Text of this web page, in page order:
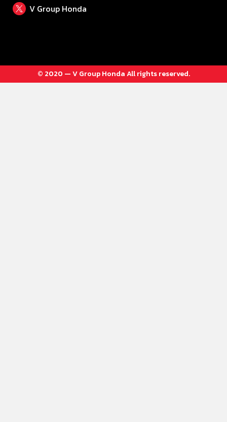
V Group Honda
© 2020 — V Group Honda All rights reserved.